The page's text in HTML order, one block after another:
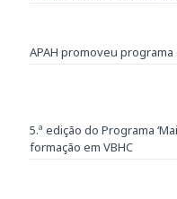
APAH promoveu
5.ª edição do Programa
formação em VBHC